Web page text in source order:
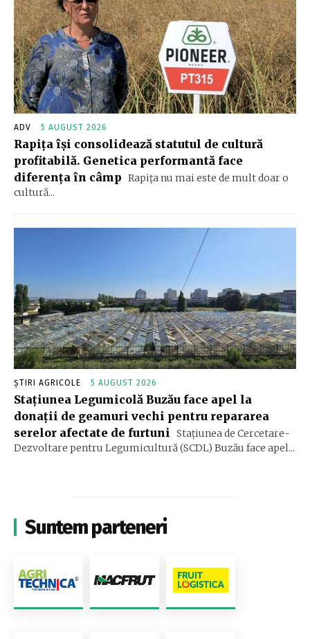
ADV 5 AUGUST 2026
Rapița își consolidează statutul de cultură
profitabilă. Genetica performantă face
diferența în câmp Rapița nu mai este de mult doar o
cultură...
ȘTIRI AGRICOLE 5 AUGUST 2026
Stațiunea Legumicolă Buzău face apel la
donații de geamuri vechi pentru repararea
serelor afectate de furtuni Stațiunea de Cercetare-
Dezvoltare pentru Legumicultură (SCDL) Buzău face apel...
Suntem parteneri